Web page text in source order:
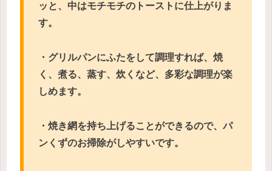
ッと、中はモチモチのトーストに仕上がりま
す。
・グリルパンにふたをして調理すれば、焼
く、煮る、蒸す、炊くなど、多彩な調理が楽
しめます。
・焼き網を持ち上げることができるので、パ
ンくずのお掃除がしやすいです。